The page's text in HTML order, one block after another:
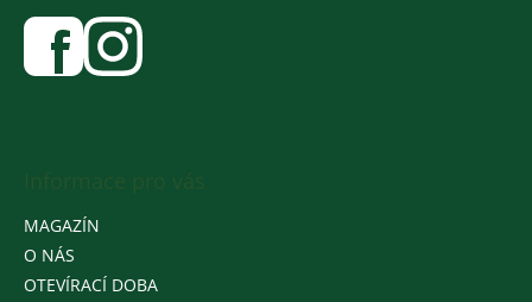
MAGAZÍN
O NÁS
OTEVÍRACÍ DOBA